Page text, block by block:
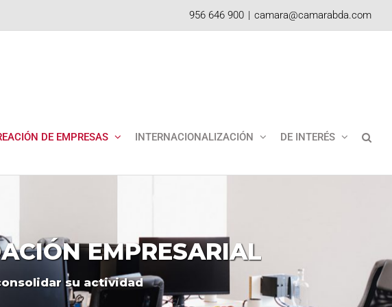
956 646 900 | camara@camarabda.com
DE EMPRESAS INTERNACIONALIZACIÓN DE INTERÉS
EMPRESARIAL
su actividad